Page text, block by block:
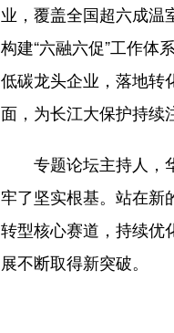
业，覆盖全国超六成温
构建“六融六促”工作体
低碳龙头企业，落地转
面，为长江大保护持续
专题论坛主持人，华
牢了坚实根基。站在新
转型核心赛道，持续优
展不断取得新突破。